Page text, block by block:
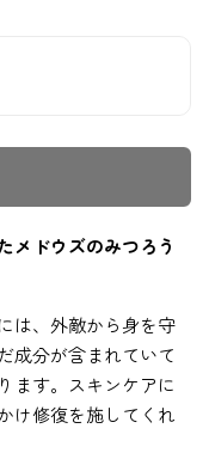
メドウズのみつろう
は、外敵から身を守
成分が含まれていて
ます。スキンケアに
け修復を施してくれ